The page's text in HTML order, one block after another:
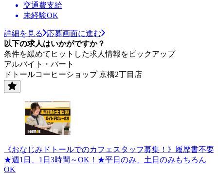
交通費支給
未経験OK
詳細を見る
応募画面に進む
以下の求人はいかがですか？
条件を緩めてヒットした求人情報をピックアップ
アルバイト・パート
ドトールコーヒーショップ 京橋2丁目店
《おなじみドトールでのカフェスタッフ募集！》履歴書不要
★週1日、1日3時間～OK！★平日のみ、土日のみもちろん
OK